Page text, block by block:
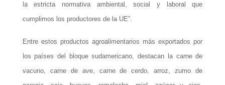
la estricta normativa ambiental, social y laboral que
cumplimos los productores de la UE”.
Entre estos productos agroalimentarios más exportados por
los países del bloque sudamericano, destacan la carne de
vacuno, carne de ave, carne de cerdo, arroz, zumo de